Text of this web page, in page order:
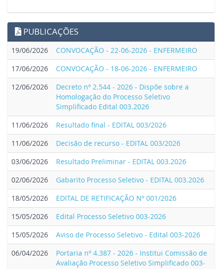
PUBLICAÇÕES
19/06/2026
CONVOCAÇÃO - 22-06-2026 - ENFERMEIRO
17/06/2026
CONVOCAÇÃO - 18-06-2026 - ENFERMEIRO
12/06/2026
Decreto nº 2.544 - 2026 - Dispõe sobre a
Homologação do Processo Seletivo
Simplificado Edital 003.2026
11/06/2026
Resultado final - EDITAL 003/2026
11/06/2026
Decisão de recurso - EDITAL 003/2026
03/06/2026
Resultado Preliminar - EDITAL 003.2026
02/06/2026
Gabarito Processo Seletivo - EDITAL 003.2026
18/05/2026
EDITAL DE RETIFICAÇÃO Nº 001/2026
15/05/2026
Edital Processo Seletivo 003-2026
15/05/2026
Aviso de Processo Seletivo - Edital 003-2026
06/04/2026
Portaria nº 4.387 - 2026 - Institui Comissão de
Avaliação Processo Seletivo Simplificado 003-